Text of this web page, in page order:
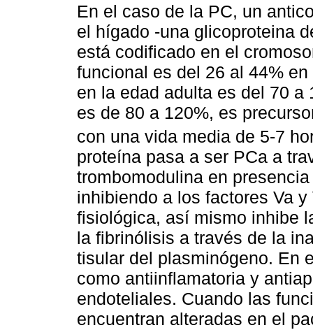
En el caso de la PC, un
el hígado -una glicoproteina
está codificado en el
funcional es del 26 al 44%
en la edad adulta es del 70
es de 80 a 120%, es
con una vida media de 5-7
proteína pasa a ser РСа a
trombomodulina en
inhibiendo a los factores Va
fisiológica, así mismo inhibe
la fibrinólisis a través de la
tisular del plasminógeno. En
como antiinflamatoria y
endoteliales. Cuando las
encuentran alteradas en el